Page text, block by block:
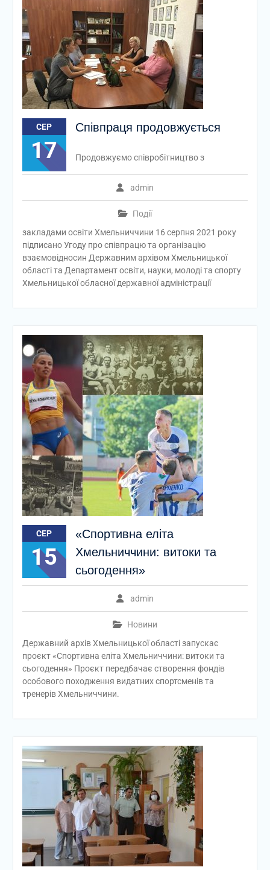
СЕР
17
Співпраця продовжується
admin
Події
Продовжуємо співробітництво з
закладами освіти Хмельниччини 16 серпня 2021 року
підписано Угоду про співпрацю та організацію
взаємовідносин Державним архівом Хмельницької
області та Департамент освіти, науки, молоді та спорту
Хмельницької обласної державної адміністрації
СЕР
15
«Спортивна еліта
Хмельниччини: витоки та
сьогодення»
admin
Новини
Державний архів Хмельницької області запускає
проєкт «Спортивна еліта Хмельниччини: витоки та
сьогодення» Проєкт передбачає створення фондів
особового походження видатних спортсменів та
тренерів Хмельниччини.